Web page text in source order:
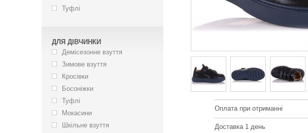
Оплата при отриманні
Доставка 1 день
Туфлі
ДЛЯ ДІВЧИНКИ
Демісезонне взуття
Зимове взуття
Кросівки
Босоніжки
Туфлі
Мокасини
Шкільне взуття